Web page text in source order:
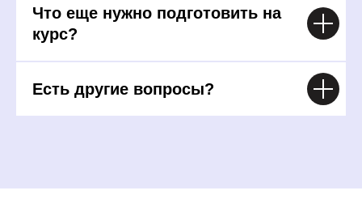
Что еще нужно подготовить на
курс?
Есть другие вопросы?